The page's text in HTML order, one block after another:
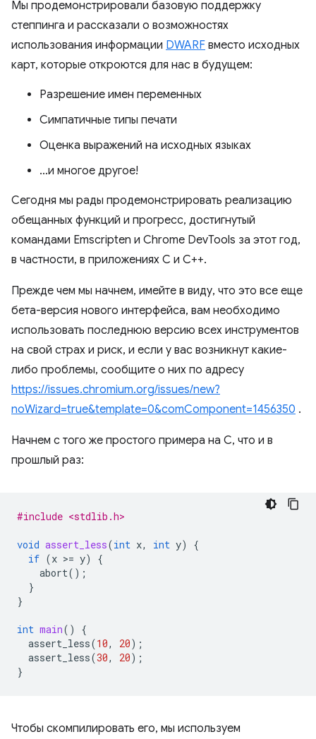
Мы продемонстрировали базовую поддержку
степпинга и рассказали о возможностях
использования информации DWARF вместо исходных
карт, которые откроются для нас в будущем:
Разрешение имен переменных
Симпатичные типы печати
Оценка выражений на исходных языках
…и многое другое!
Сегодня мы рады продемонстрировать реализацию
обещанных функций и прогресс, достигнутый
командами Emscripten и Chrome DevTools за этот год,
в частности, в приложениях C и C++.
Прежде чем мы начнем, имейте в виду, что это все еще
бета-версия нового интерфейса, вам необходимо
использовать последнюю версию всех инструментов
на свой страх и риск, и если у вас возникнут какие-
либо проблемы, сообщите о них по адресу
https://issues.chromium.org/issues/new?
noWizard=true&template=0&comComponent=1456350 .
Начнем с того же простого примера на C, что и в
прошлый раз:
#include <stdlib.h>
void assert_less(int x, int y)
{
if (x >= y)
{
abort();
}
}
int main()
{
assert_less(10, 20);
assert_less(30, 20);
}
Чтобы скомпилировать его, мы используем